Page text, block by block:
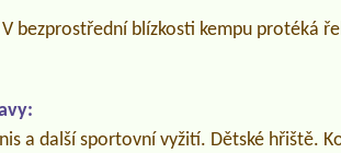
bezprostřední blízkosti kempu protéká
a další sportovní vyžití. Dětské hřiště.